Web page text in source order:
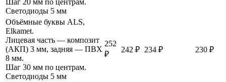
Светодиоды 5 мм
Объёмные буквы ALS,
Elkamet.
Лицевая часть — композит
(АКП) 3 мм, задняя — ПВХ
8 мм.
Шаг 30 мм по центрам.
Светодиоды 5 мм
252
₽
242 ₽ 234 ₽ 230 ₽